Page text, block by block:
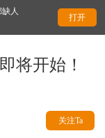
人 离
打开
将开始！
关注Ta